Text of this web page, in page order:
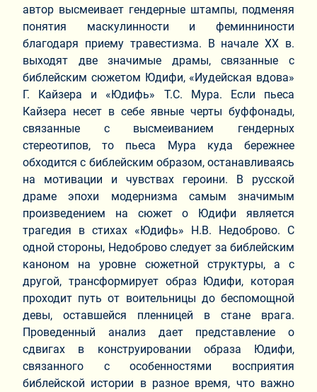
автор высмеивает гендерные штампы, подменяя
понятия маскулинности и феминниности
благодаря приему травестизма. В начале XX в.
выходят две значимые драмы, связанные с
библейским сюжетом Юдифи, «Иудейская вдова»
Г. Кайзера и «Юдифь» Т.С. Мура. Если пьеса
Кайзера несет в себе явные черты буффонады,
связанные с высмеиванием гендерных
стереотипов, то пьеса Мура куда бережнее
обходится с библейским образом, останавливаясь
на мотивации и чувствах героини. В русской
драме эпохи модернизма самым значимым
произведением на сюжет о Юдифи является
трагедия в стихах «Юдифь» Н.В. Недоброво. С
одной стороны, Недоброво следует за библейским
каноном на уровне сюжетной структуры, а с
другой, трансформирует образ Юдифи, которая
проходит путь от воительницы до беспомощной
девы, оставшейся пленницей в стане врага.
Проведенный анализ дает представление о
сдвигах в конструировании образа Юдифи,
связанного с особенностями восприятия
библейской истории в разное время, что важно